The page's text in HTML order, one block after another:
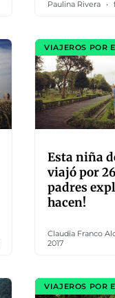
Paulina Rivera
VIAJEROS POR
Esta niña
viajó por
padres
hacen!
Claudia Franco
2017
VIAJEROS POR